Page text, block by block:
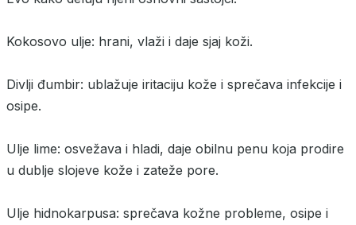
Kokosovo ulje: hrani, vlaži i daje sjaj koži.
Divlji đumbir: ublažuje iritaciju kože i sprečava infekcije i
osipe.
Ulje lime: osvežava i hladi, daje obilnu penu koja prodire
u dublje slojeve kože i zateže pore.
Ulje hidnokarpusa: sprečava kožne probleme, osipe i